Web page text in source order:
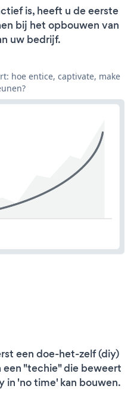
is, heeft u de eerste
bij het opbouwen van
uw bedrijf.
hoe entice, captivate, make
een doe-het-zelf (diy)
"techie" die beweert
in 'no time' kan bouwen.